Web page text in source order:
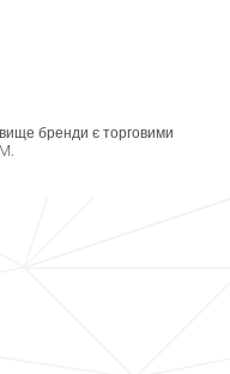
бренди є торговими